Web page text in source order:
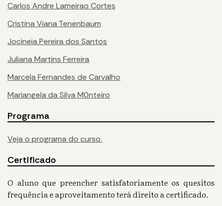
Carlos Andre Lameirao Cortes
Cristina Viana Tenenbaum
Jocineia Pereira dos Santos
Juliana Martins Ferreira
Marcela Fernandes de Carvalho
Mariangela da Silva M0nteiro
Programa
Veja o programa do curso.
Certificado
O aluno que preencher satisfatoriamente os quesitos
frequência e aproveitamento terá direito a certificado.